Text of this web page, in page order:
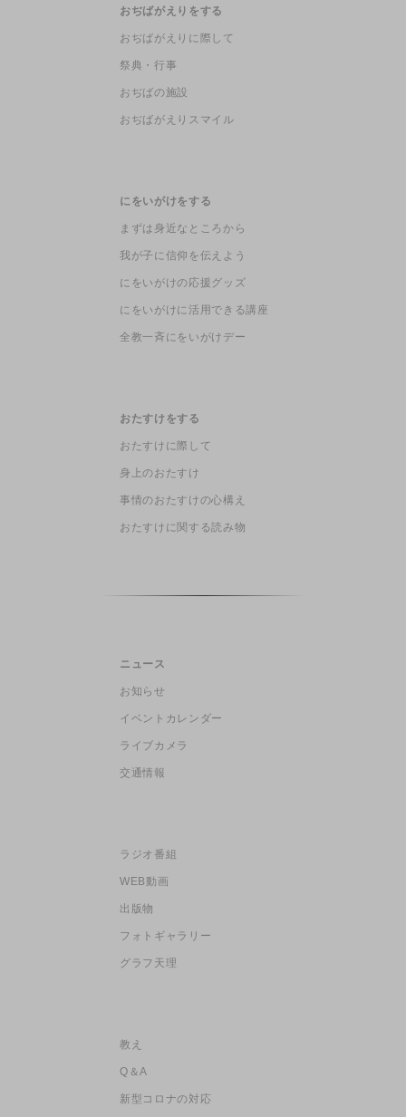
おぢばがえりをする
おぢばがえりに際して
祭典・行事
おぢばの施設
おぢばがえりスマイル
にをいがけをする
まずは身近なところから
我が子に信仰を伝えよう
にをいがけの応援グッズ
にをいがけに活用できる講座
全教一斉にをいがけデー
おたすけをする
おたすけに際して
身上のおたすけ
事情のおたすけの心構え
おたすけに関する読み物
ニュース
お知らせ
イベントカレンダー
ライブカメラ
交通情報
ラジオ番組
WEB動画
出版物
フォトギャラリー
グラフ天理
教え
Q＆A
新型コロナの対応